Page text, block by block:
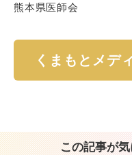
熊本県医師会
くまもとメデ
この記事が